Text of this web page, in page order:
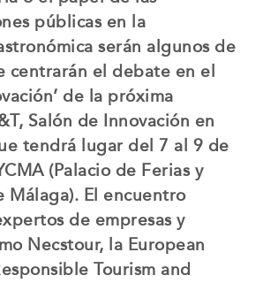
públicas en la
serán algunos de
centrarán el debate en el
de la próxima
Salón de Innovación en
tendrá lugar del 7 al 9 de
(Palacio de Ferias y
Málaga). El encuentro
de empresas y
Necstour, la European
Tourism and